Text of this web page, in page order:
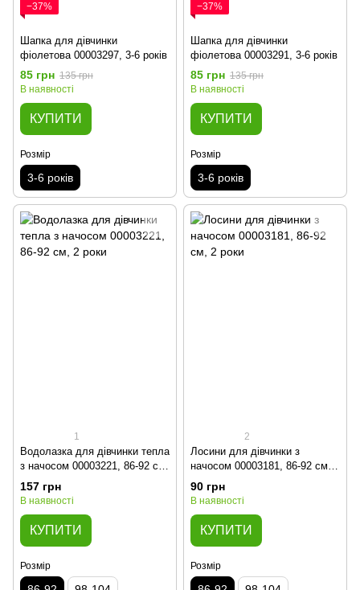
−37%
Шапка для дівчинки
фіолетова 00003297, 3-6 років
85 грн 135 грн
В наявності
КУПИТИ
Розмір
3-6 років
−37%
Шапка для дівчинки
фіолетова 00003291, 3-6 років
85 грн 135 грн
В наявності
КУПИТИ
Розмір
3-6 років
1
Водолазка для дівчинки тепла
з начосом 00003221, 86-92 см,
2 роки
157 грн
В наявності
КУПИТИ
Розмір
2
Лосини для дівчинки з
начосом 00003181, 86-92 см, 2
роки
90 грн
В наявності
КУПИТИ
Розмір